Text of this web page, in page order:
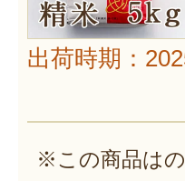
出荷時期：
※この商品は